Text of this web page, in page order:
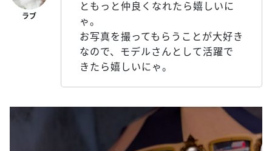
ともっと仲良くなれたら嬉しいに
ゃ。
お写真を撮ってもらうことが大好き
なので、モデルさんとして活躍で
きたら嬉しいにゃ。